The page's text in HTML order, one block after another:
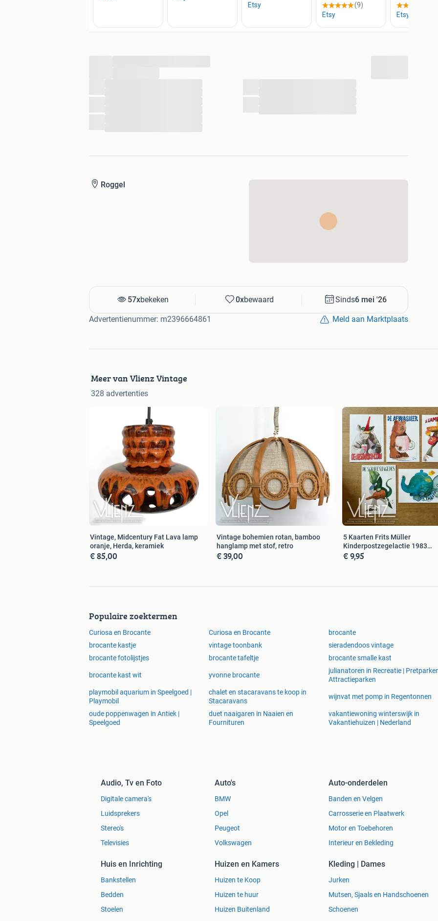
Roggel
57xbekeken 0xbewaard Sinds6 mei '26
Advertentienummer: m2396664861 Meld aan Marktplaats
Meer van Vlienz Vintage
328 advertenties
Vintage, Midcentury Fat Lava lamp
oranje, Herda, keramiek
€ 85,00
Vintage bohemien rotan, bamboo
hanglamp met stof, retro
€ 39,00
5 Kaarten Frits Müller
Kinderpostzegelactie 1983
wenskaart
€ 9,95
Populaire zoektermen
Curiosa en Brocante Curiosa en Brocante brocante
brocante kastje
vintage toonbank sieradendoos vintage
brocante fotolijstjes
brocante tafeltje brocante smalle kast
brocante kast wit yvonne brocante
julianatoren in Recreatie |
Attractieparken
playmobil aquarium in Speelgoed |
Playmobil
chalet en stacaravans te koop in
Stacaravans
wijnvat met pomp in Regentonnen
oude poppenwagen in Antiek |
Speelgoed
duet naaigaren in Naaien en
Fournituren
vakantiewoning winterswijk in
Vakantiehuizen | Nederland
Audio, Tv en Foto
Digitale camera's
Luidsprekers
Stereo's
Televisies
Auto's
BMW
Opel
Peugeot
Volkswagen
Auto-onderdelen
Banden en Velgen
Carrosserie en Plaatwerk
Motor en Toebehoren
Interieur en Bekleding
Huis en Inrichting
Bankstellen
Bedden
Stoelen
Huizen en Kamers
Huizen te Koop
Huizen te huur
Huizen Buitenland
Kleding | Dames
Jurken
Mutsen, Sjaals en Handschoenen
Schoenen